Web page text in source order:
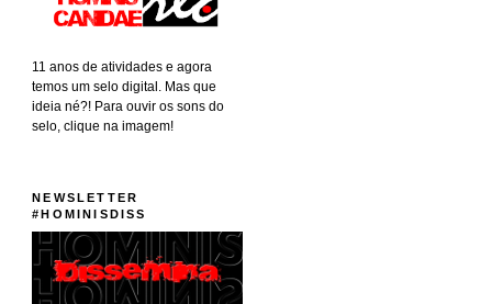
11 anos de atividades e agora
temos um selo digital. Mas que
ideia né?! Para ouvir os sons do
selo, clique na imagem!
NEWSLETTER
#HOMINISDISS